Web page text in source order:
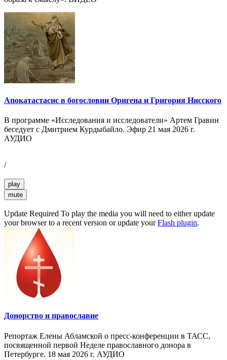
Апокатастасис в богословии Оригена и Григория Нисского
В программе «Исследования и исследователи» Артем Гравин
беседует с Дмитрием Курдыбайло. Эфир 21 мая 2026 г.
АУДИО
/
play
mute
Update Required To play the media you will need to either update
your browser to a recent version or update yourFlash plugin.
Донорство и православие
Репортаж Елены Абламской о пресс-конференции в ТАСС,
посвященной первой Неделе православного донора в
Петербурге. 18 мая 2026 г. АУДИО